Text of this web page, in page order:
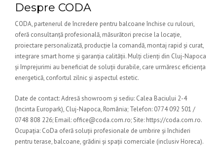
Despre CODA
CODA, partenerul de încredere pentru balcoane închise cu rulouri,
oferă consultanță profesională, măsurători precise la locație,
proiectare personalizată, producție la comandă, montaj rapid și curat,
integrare smart home și garanția calității. Mulți clienți din Cluj-Napoca
și împrejurimi au beneficiat de soluții durabile, care urmăresc eficiența
energetică, confortul zilnic și aspectul estetic.
Date de contact: Adresă showroom și sediu: Calea Baciului 2-4
(Incinta Europark), Cluj-Napoca, România; Telefon: 0774 092 501 /
0748 808 226; Email: office@coda.com.ro; Site: https://coda.com.ro.
Ocupația: CoDa oferă soluții profesionale de umbrire și închideri
pentru terase, balcoane, grădini și spații comerciale (inclusiv Horeca).